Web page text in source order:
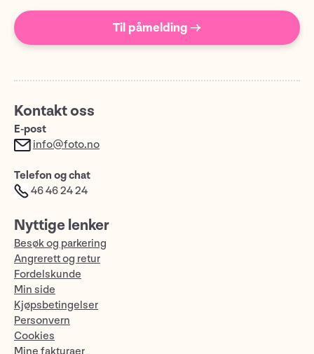
Til påmelding →
Kontakt oss
E-post
info@foto.no
Telefon og chat
46 46 24 24
Nyttige lenker
Besøk og parkering
Angrerett og retur
Fordelskunde
Min side
Kjøpsbetingelser
Personvern
Cookies